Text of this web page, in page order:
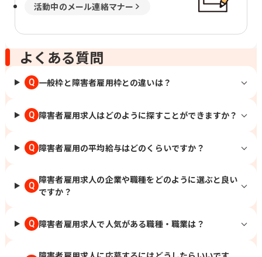
活動中のメール連絡マナー
よくある質問
Q 一般枠と障害者雇用枠との違いは？
Q 障害者雇用求人はどのように探すことができますか？
Q 障害者雇用の平均給与はどのくらいですか？
Q
障害者雇用求人の企業や職種をどのように選ぶと良い
ですか？
Q 障害者雇用求人で人気がある職種・職業は？